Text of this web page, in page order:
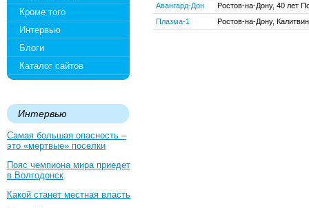
Кроме того
Интервью
Блоги
Каталог сайтов
Интервью
Самая большая опасность –
это «мертвые» поселки
Пояс чемпиона мира приедет
в Волгодонск
Какой станет местная власть
Авангард-Дон
Ростов-на-Дону, 40 лет
Плазма-1
Ростов-на-Дону,